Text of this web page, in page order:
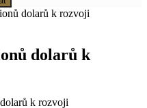
dolarů k rozvoji
dolarů k